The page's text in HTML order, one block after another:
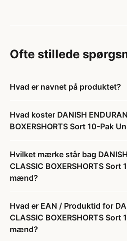
Ofte stillede
Hvad er navnet på produktet?
Hvad koster DANISH
BOXERSHORTS Sort 10-Pak
Hvilket mærke står bag
CLASSIC BOXERSHORTS
mænd?
Hvad er EAN / Produktid for
CLASSIC BOXERSHORTS
mænd?